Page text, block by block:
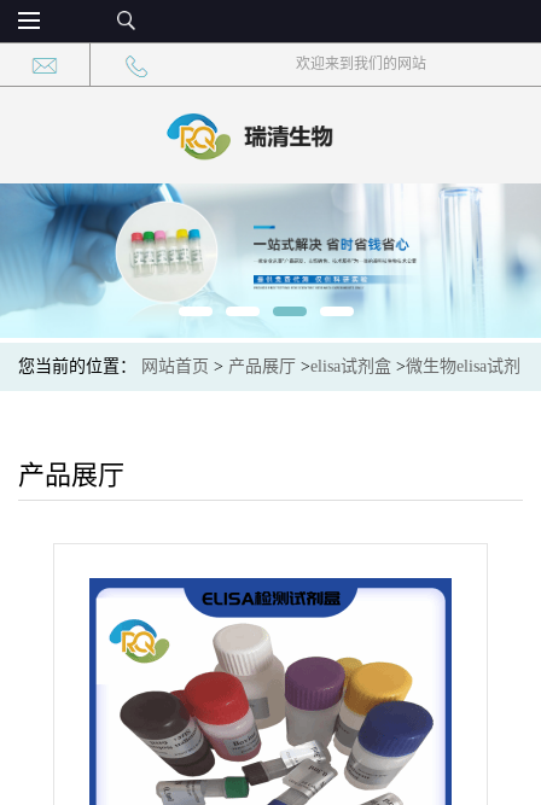
欢迎来到我们的网站
您当前的位置： 网站首页 > 产品展厅 >elisa试剂盒 >微生物elisa试剂
产品展厅